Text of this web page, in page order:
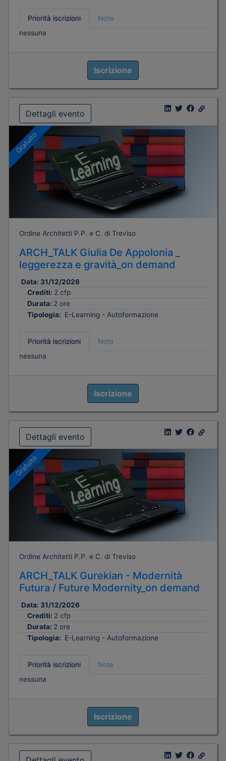
Priorità iscrizioni
Note
nessuna
Iscrizione
Dettagli evento
Gratuito
Ordine Architetti P.P. e C. di Treviso
ARCH_TALK Giulia De Appolonia _
leggerezza e gravità_on demand
Data: 31/12/2026
Crediti: 2 cfp
Durata: 2 ore
Tipologia: E-Learning - Autoformazione
Priorità iscrizioni
Note
nessuna
Iscrizione
Dettagli evento
Gratuito
Ordine Architetti P.P. e C. di Treviso
ARCH_TALK Gurekian - Modernità
Futura / Future Modernity_on demand
Data: 31/12/2026
Crediti: 2 cfp
Durata: 2 ore
Tipologia: E-Learning - Autoformazione
Priorità iscrizioni
Note
nessuna
Iscrizione